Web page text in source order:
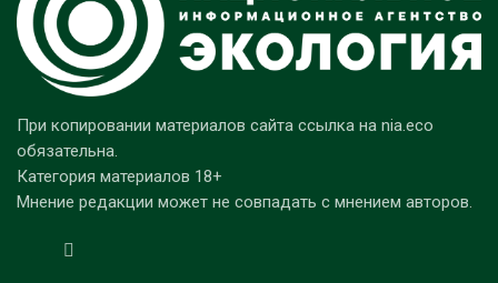
При копировании материалов сайта ссылка на nia.eco
обязательна.
Категория материалов 18+
Мнение редакции может не совпадать с мнением авторов.